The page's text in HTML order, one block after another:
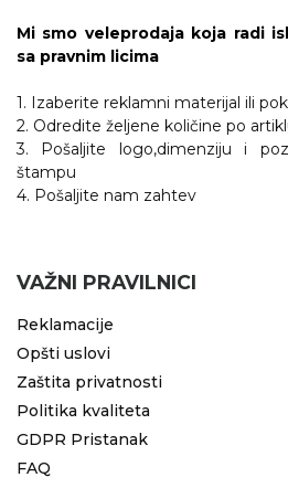
Mi smo veleprodaja koja radi
sa pravnim licima
1. Izaberite reklamni materijal ili
2. Odredite željene količine po
3. Pošaljite logo,dimenziju i
štampu
4. Pošaljite nam zahtev
VAŽNI PRAVILNICI
Reklamacije
Opšti uslovi
Zaštita privatnosti
Politika kvaliteta
GDPR Pristanak
FAQ